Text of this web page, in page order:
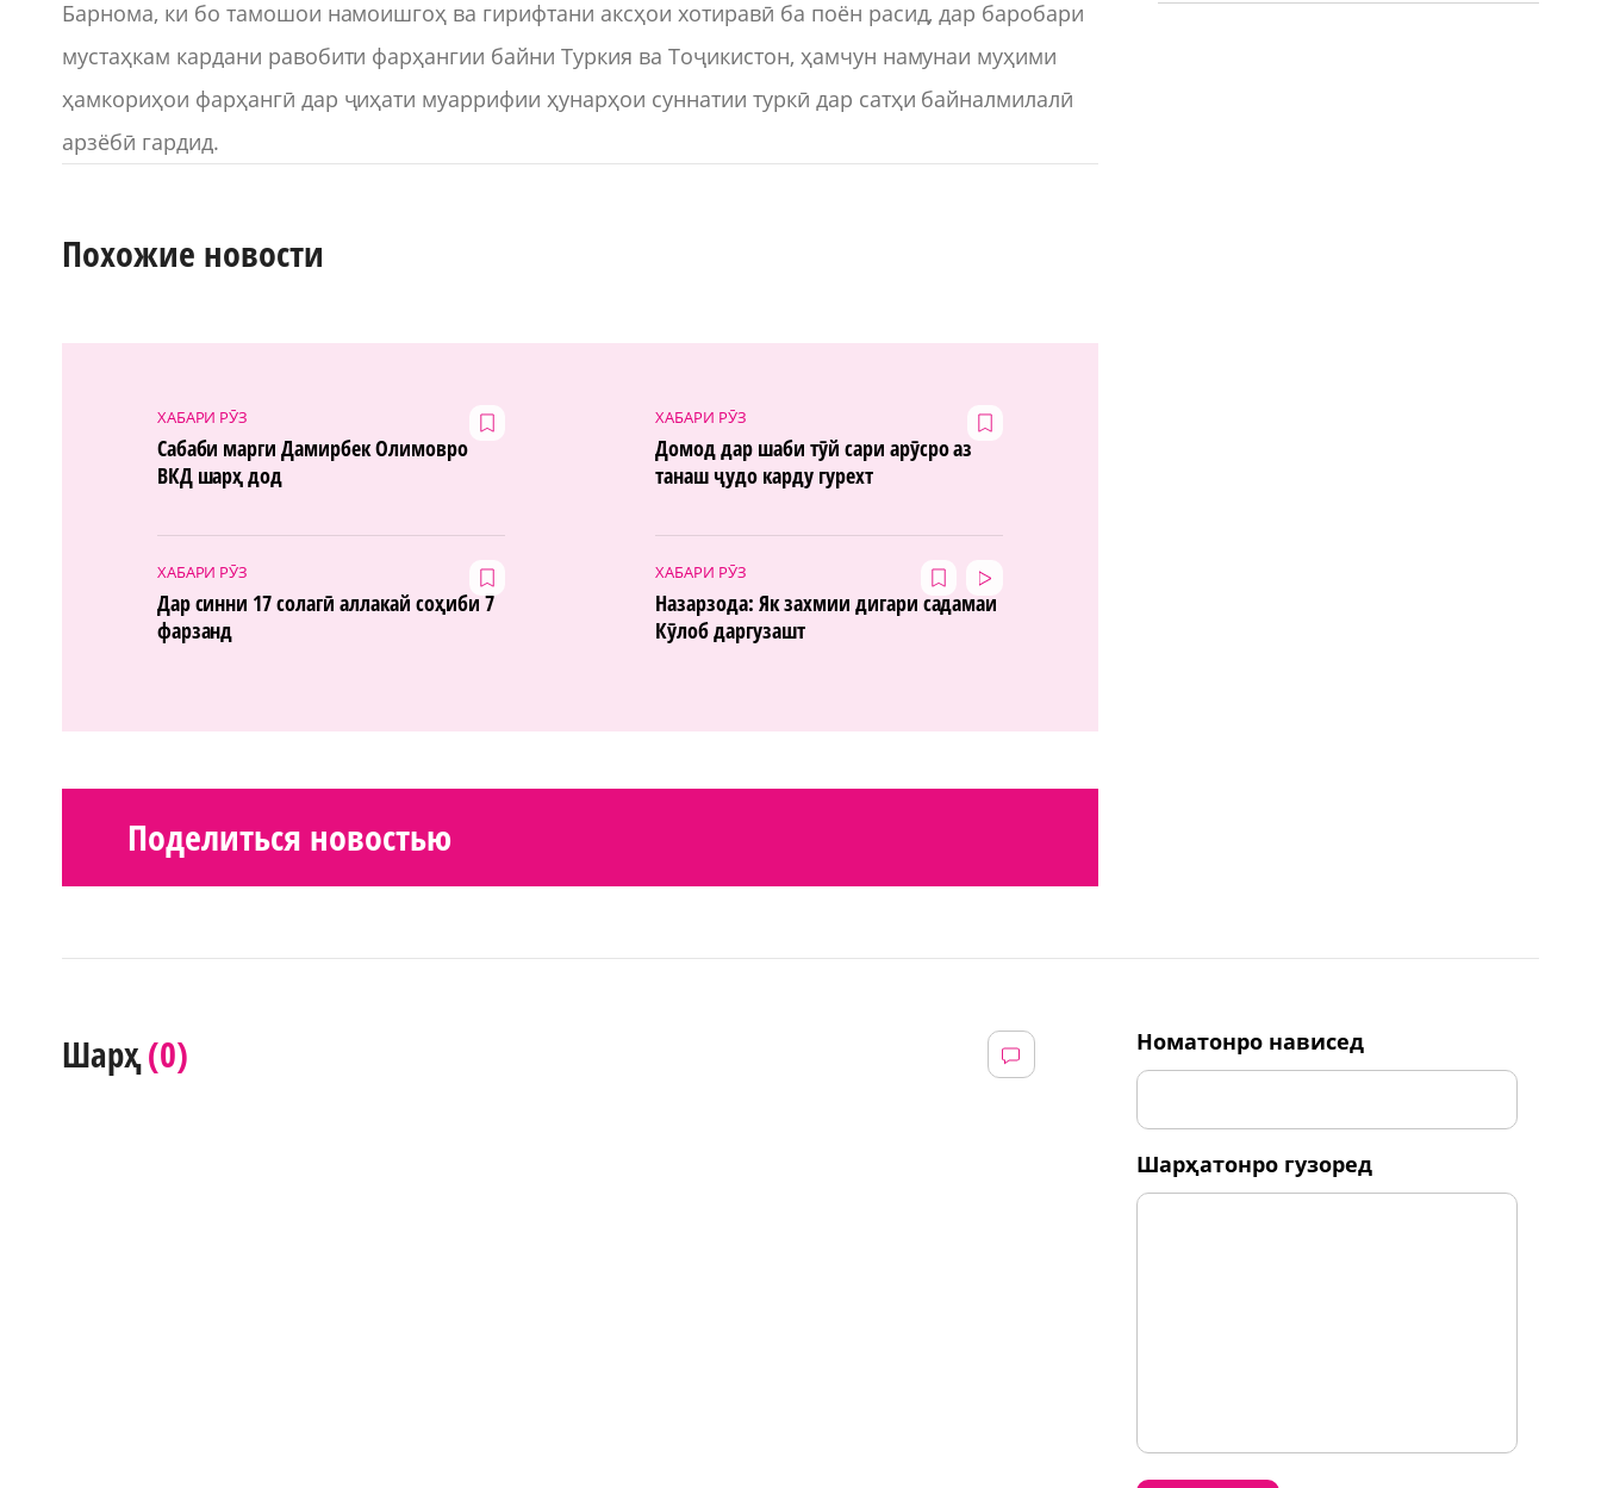
Барнома, ки бо тамошои намоишгоҳ ва гирифтани аксҳои хотиравӣ ба поён расид, дар баробари
мустаҳкам кардани равобити фарҳангии байни Туркия ва Тоҷикистон, ҳамчун намунаи муҳими
ҳамкориҳои фарҳангӣ дар ҷиҳати муаррифии ҳунарҳои суннатии туркӣ дар сатҳи байналмилалӣ
арзёбӣ гардид.
Похожие новости
ХАБАРИ РӮЗ
Сабаби марги Дамирбек Олимовро
ВКД шарҳ дод
ХАБАРИ РӮЗ
Домод дар шаби тӯй сари арӯсро аз
танаш ҷудо карду гурехт
ХАБАРИ РӮЗ
Дар синни 17 солагӣ аллакай соҳиби 7
фарзанд
ХАБАРИ РӮЗ
Назарзода: Як захмии дигари садамаи
Кӯлоб даргузашт
Поделиться новостью
Шарҳ(0) номатонро нависед
шарҳатонро гузоред